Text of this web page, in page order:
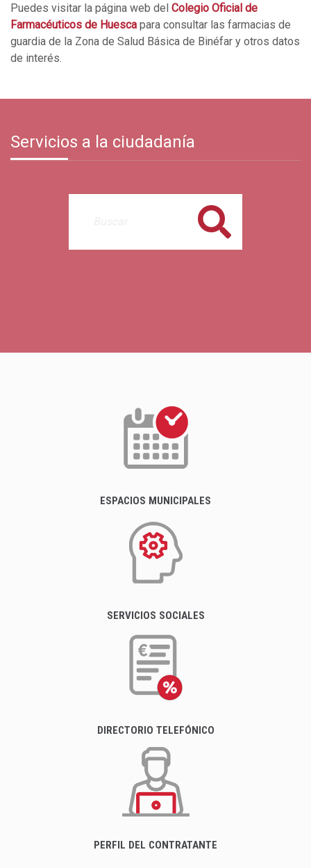
Puedes visitar la página web del Colegio Oficial de
Farmacéuticos de Huesca para consultar las farmacias de
guardia de la Zona de Salud Básica de Binéfar y otros datos
de interés.
Servicios a la ciudadanía
Buscar
ESPACIOS MUNICIPALES
SERVICIOS SOCIALES
DIRECTORIO TELEFÓNICO
PERFIL DEL CONTRATANTE